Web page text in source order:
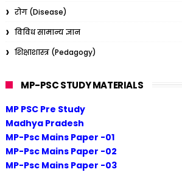
रोग (Disease)
विविध सामान्य ज्ञान
शिक्षाशास्त्र (Pedagogy)
MP-PSC STUDY MATERIALS
MP PSC Pre Study
Madhya Pradesh
MP-Psc Mains Paper -01
MP-Psc Mains Paper -02
MP-Psc Mains Paper -03